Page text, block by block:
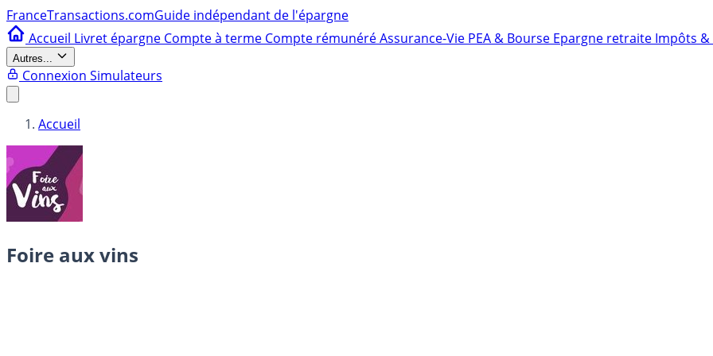
FranceTransactions.comGuide indépendant de l'épargne
Accueil Livret épargne Compte à terme Compte rémunéréAssurance-Vie PEA & Bourse Epargne retraite Impôts &
Autres...
Connexion Simulateurs
Accueil
Foire aux vins